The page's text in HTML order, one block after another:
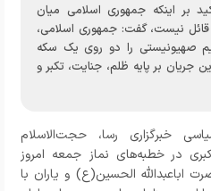
بر اینکه جمهوری اسلامی میان
نیست، گفت: جمهوری اسلامی،
صهیونیستی را دو روی یک سکه
بر پایه ظلم، جنایت، تکبر و
خبرگزاری رسا، حجت‌الاسلام
در خطبه‌های نماز جمعه امروز
اباعبدالله الحسین(ع) و یاران با